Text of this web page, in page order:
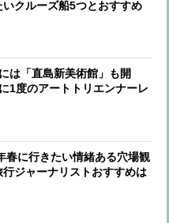
いクルーズ船5つとおすすめ
行ジャーナリストが解説
には「直島新美術館」も開
1度のアートトリエンナーレ
際芸術祭」が開幕直前！見
春に行きたい情緒ある穴場観
行ジャーナリストおすすめは
」＆「愛媛・大洲市」 歴